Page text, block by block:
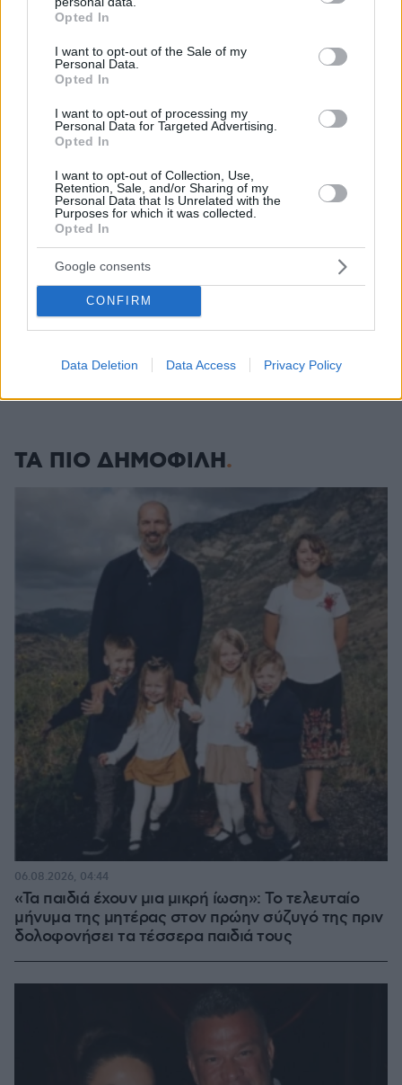
grant or deny consent to Google and its third-party tags to
use your data for below specified purposes in below Google
consent section.
Opted In
I want to opt-out of the Sale of my
Personal Data.
Opted In
I want to opt-out of processing my
Personal Data for Targeted Advertising.
Opted In
I want to opt-out of Collection, Use,
Retention, Sale, and/or Sharing of my
Personal Data that Is Unrelated with the
Purposes for which it was collected.
Opted In
Google consents
CONFIRM
Data Deletion Data Access Privacy Policy
Συνελήφθη αστυνομικός στη Μύκονο για επικίνδυνη
οδήγηση και απείθεια
Λάμπρος Κωνσταντάρας για τα πρώτα γενέθλια χωρίς
επανιδείν
πριν 20 λεπτά
πυρκαγιά της Αττικοβοιωτίας, το βίντεο του ΓΕΕΘΑ
πριν 20 λεπτά
Τι νιώθει ο σκύλος όταν μας γλείφει; Είναι ο τρόπος του
πριν 21 λεπτά
«Να είναι γαλήνια τα νερά του τελευταίου σου
ταξιδιού»: Συγκινεί ο αδελφός του υπάρχου του
πριν 27 λεπτά
ΔΕΙΤΕ ΟΛΕΣ ΤΙΣ ΕΙΔΗΣΕΙΣ
ΤΑ ΠΙΟ ΔΗΜΟΦΙΛΗ
«Τα παιδιά έχουν μια μικρή ίωση»: Το τελευταίο
μήνυμα της μητέρας στον πρώην σύζυγό της πριν
δολοφονήσει τα τέσσερα παιδιά τους
06.08.2026, 04:44